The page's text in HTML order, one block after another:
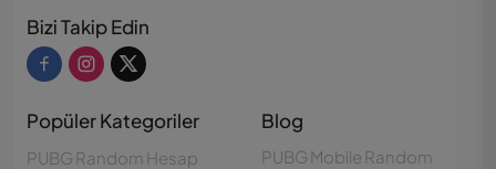
Bizi Takip Edin
Popüler Kategoriler
PUBG Random Hesap
Blog
PUBG Mobile Random